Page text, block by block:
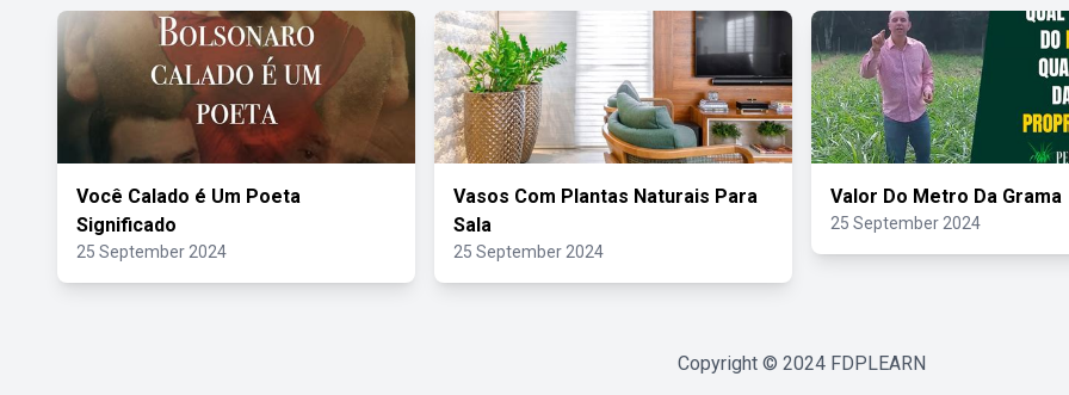
Você Calado é Um Poeta
Significado
25 September 2024
Vasos Com Plantas Naturais Para
Sala
25 September 2024
Valor Do Metro Da Grama
25 September 2024
Copyright © 2024 FDPLEARN